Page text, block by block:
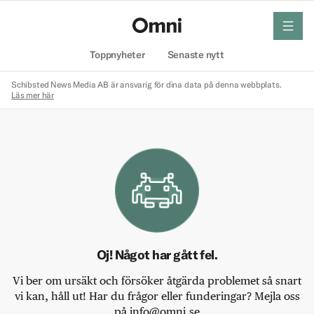
Toppnyheter Senaste nytt
meny
Schibsted News Media AB är ansvarig för dina data på denna webbplats.
Läs mer här
Oj! Något har gått fel.
Vi ber om ursäkt och försöker åtgärda problemet så snart
vi kan, håll ut! Har du frågor eller funderingar? Mejla oss